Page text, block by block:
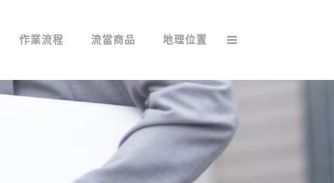
作業流程 流當商品 地理位置